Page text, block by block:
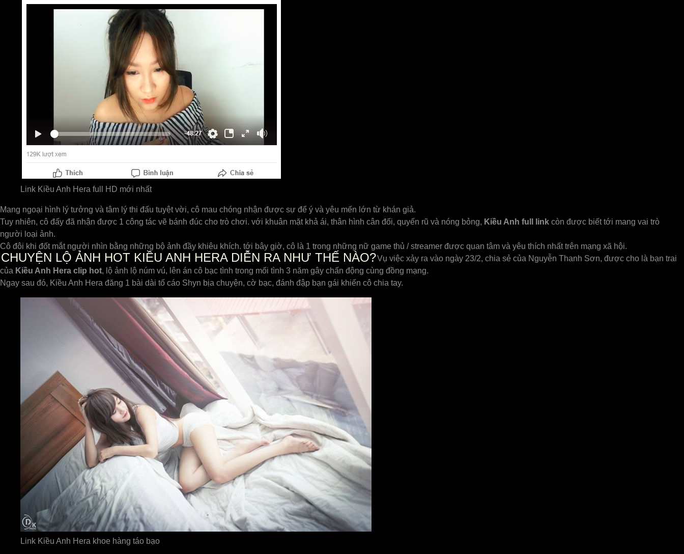
Link Kiều Anh Hera full HD mới nhất
Mang ngoại hình lý tưởng và tâm lý thi đấu tuyệt vời, cô mau chóng nhận được sự để ý và yêu mến lớn từ khán giả.
Tuy nhiên, cô đấy đã nhận được 1 công tác vẽ bánh đúc cho trò chơi. với khuân mặt khả ái, thân hình cân đối, quyến rũ và nóng bỏng, Kiều Anh full link còn được biết tới mang vai trò
người loại ảnh.
Cô đôi khi đốt mắt người nhìn bằng những bộ ảnh đầy khiêu khích. tới bây giờ, cô là 1 trong những nữ game thủ / streamer được quan tâm và yêu thích nhất trên mạng xã hội.
CHUYỆN LỘ ẢNH HOT KIỀU ANH HERA DIỄN RA NHƯ THẾ NÀO?Vụ việc xảy ra vào ngày 23/2, chia sẻ của Nguyễn Thanh Sơn, được cho là bạn trai
của Kiều Anh Hera clip hot, lộ ảnh lộ núm vú, lên án cô bạc tình trong mối tình 3 năm gây chấn động cùng đồng mạng.
Ngay sau đó, Kiều Anh Hera đăng 1 bài dài tố cáo Shyn bịa chuyện, cờ bạc, đánh đập bạn gái khiến cô chia tay.
Link Kiều Anh Hera khoe hàng táo bạo